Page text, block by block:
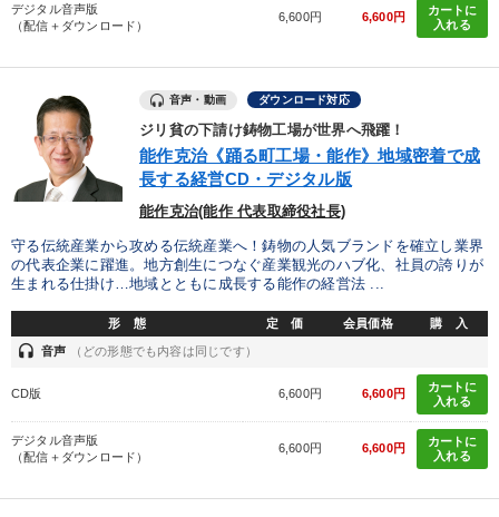
デジタル音声版
（配信＋ダウンロード）
6,600円 6,600円
カートに
入れる
音声・動画 ダウンロード対応
ジリ貧の下請け鋳物工場が世界へ飛躍！
能作克治《踊る町工場・能作》地域密着で成
長する経営CD・デジタル版
能作克治(能作 代表取締役社長)
守る伝統産業から攻める伝統産業へ！鋳物の人気ブランドを確立し業界
の代表企業に躍進。地方創生につなぐ産業観光のハブ化、社員の誇りが
生まれる仕掛け…地域とともに成長する能作の経営法 ...
形 態 定 価 会員価格 購 入
headset 音声 （どの形態でも内容は同じです）
CD版 6,600円 6,600円
カートに
入れる
デジタル音声版
（配信＋ダウンロード）
6,600円 6,600円
カートに
入れる